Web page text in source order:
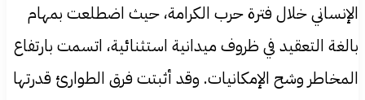
الإنساني خلال فترة حرب الكرامة، حيث اضطلعت بمهام
بالغة التعقيد في ظروف ميدانية استثنائية، اتسمت بارتفاع
المخاطر وشح الإمكانيات. وقد أثبتت فرق الطوارئ قدرتها